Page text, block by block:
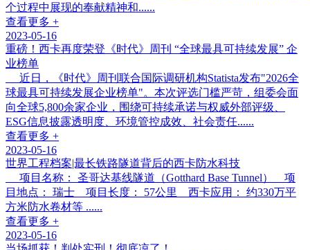
个过程中展现的奉献精神和......
查看更多 +
2023-05-16
重磅！西卡再度荣登《时代》周刊 “全球最具可持续发展” 企
业榜单
近日，《时代》周刊联合国际调研机构Statista发布"2026全
球最具可持续发展企业榜单"。本次评选门槛严苛，组委会面
向全球5,800余家企业，围绕可持续承诺与权威外部评级、
ESG信息披露透明度、环境管控成效、社会责任......
查看更多 +
2023-05-16
世界工程档案|最长铁路隧道背后的西卡防水科技
项目名称： 圣哥达基线隧道（Gotthard Base Tunnel） 项
目地点： 瑞士 项目长度： 57公里 西卡应用： 约330万平
方米防水卷材等 ......
查看更多 +
2023-05-16